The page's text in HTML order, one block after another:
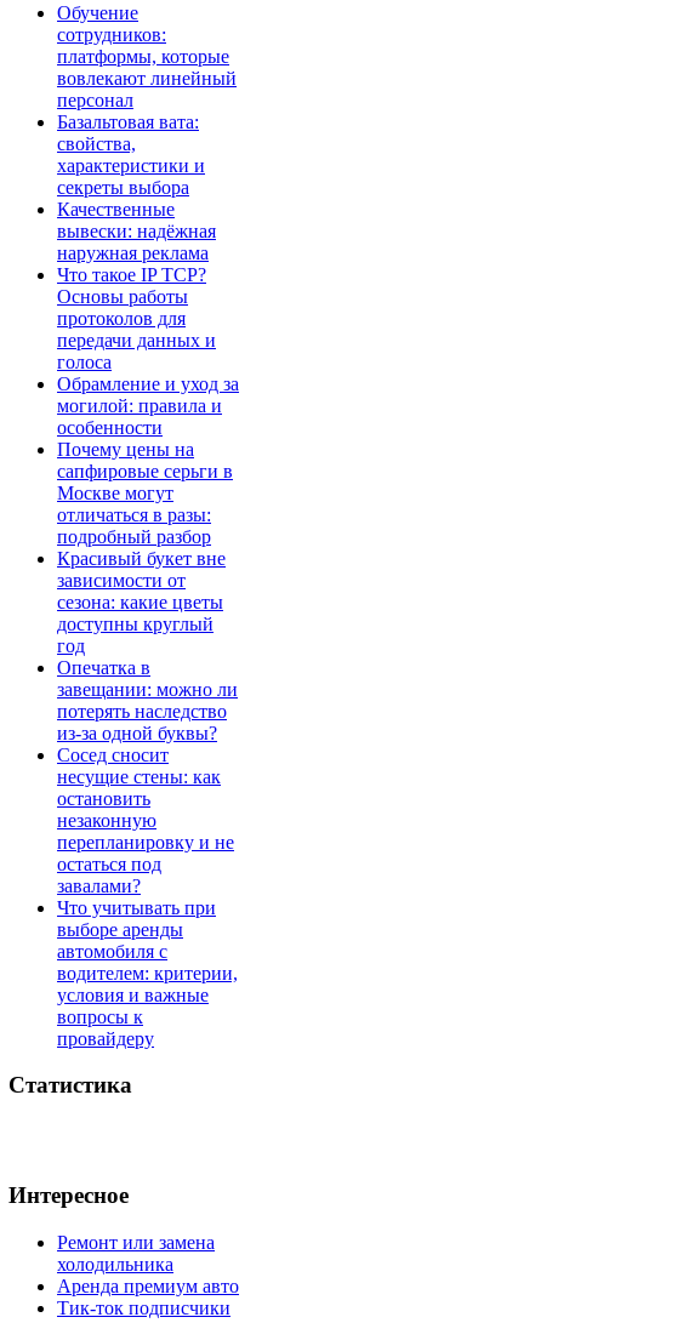
Обучение
сотрудников:
платформы, которые
вовлекают линейный
персонал
Базальтовая вата:
свойства,
характеристики и
секреты выбора
Качественные
вывески: надёжная
наружная реклама
Что такое IP TCP?
Основы работы
протоколов для
передачи данных и
голоса
Обрамление и уход за
могилой: правила и
особенности
Почему цены на
сапфировые серьги в
Москве могут
отличаться в разы:
подробный разбор
Красивый букет вне
зависимости от
сезона: какие цветы
доступны круглый
год
Опечатка в
завещании: можно ли
потерять наследство
из-за одной буквы?
Сосед сносит
несущие стены: как
остановить
незаконную
перепланировку и не
остаться под
завалами?
Что учитывать при
выборе аренды
автомобиля с
водителем: критерии,
условия и важные
вопросы к
провайдеру
Статистика
Интересное
Ремонт или замена
холодильника
Аренда премиум авто
Тик-ток подписчики